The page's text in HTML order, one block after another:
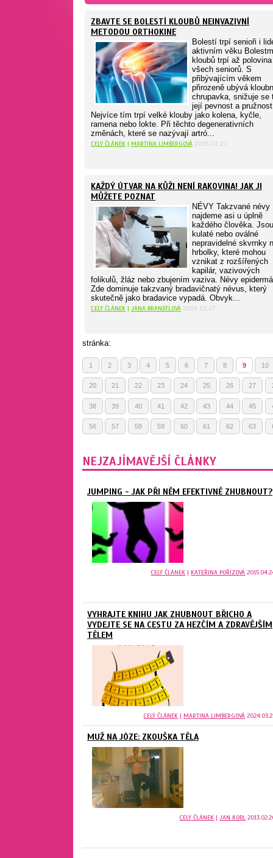
ZBAVTE SE BOLESTÍ KLOUBŮ NEINVAZIVNÍ
METODOU ORTHOKINE
Bolestí trpí senioři i
aktivním věku
kloubů trpí až polovina
všech seniorů. S
přibývajícím věkem
přirozeně ubývá
chrupavka, snižuje se
její pevnost a
Nejvíce tím trpí velké klouby jako kolena, kyčle,
ramena nebo lokte. Při těchto degenerativních
změnách, které se nazývají artró...
CELÝ ČLÁNEK | MARTINA LIMBERGOVÁ 2025.01.27
KAŽDÝ ÚTVAR NA KŮŽI NENÍ RAKOVINA! JAK JI
MŮŽETE POZNAT
NÉVY Takzvané névy
najdeme asi u úplně
každého člověka.
kulaté nebo oválné
nepravidelné skvrnky
hrbolky, které mohou
vznikat z rozšířených
kapilár, vazivových
folikulů, žláz nebo zbujením vaziva. Névy
Zde dominuje takzvaný bradavičnatý névus, který
skutečně jako bradavice vypadá. Obvyk...
CELÝ ČLÁNEK | JANA BRANDTLOVÁ 2024.10.27
stránka:
1 2 3 4 5 6 7 8 9 10
20 21 22 23 24 25 26 27
38 39 40 41 42 43 44 45
56 57 58 59 60 61 62 63
NEJZAJÍMAVĚJŠÍ ČLÁNKY
JUMPING - JAK PŘI NĚM EFEKTIVNĚ ZHUBNOUT?
CELÝ ČLÁNEK | KATEŘINA POŘÍZOVÁ
VYHRAJTE KNIHU JAK ZHUBNOUT BŘICHO A
VYDEJTE SE NA CESTU ZA HEZČÍM A ZDRAVĚJŠÍM
TĚLEM
CELÝ ČLÁNEK | MARTINA LIMBERGOVÁ
MUŽ NA JÓZE: ZKOUŠKA TĚLA
CELÝ ČLÁNEK |JAN KODL